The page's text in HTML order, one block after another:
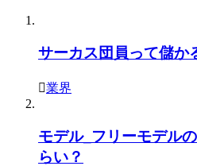
サーカス団員って儲か
業界
モデル_フリーモデル
らい？